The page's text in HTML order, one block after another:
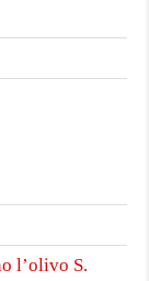
l’olivo S.